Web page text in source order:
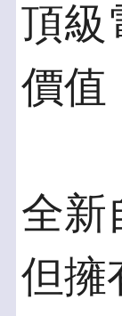
頂級
價值
全新
但擁